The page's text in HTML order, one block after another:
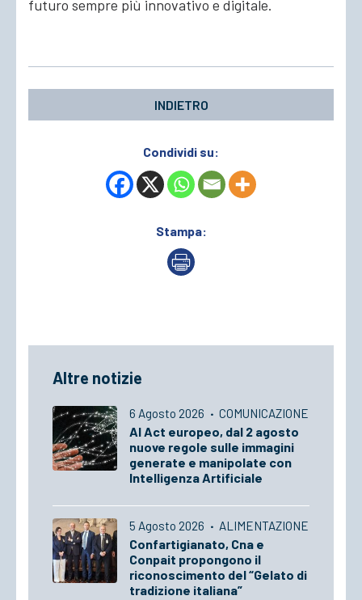
futuro sempre più innovativo e digitale.
INDIETRO
Condividi su:
Stampa:
Altre notizie
6 Agosto 2026 · COMUNICAZIONE
AI Act europeo, dal 2 agosto
nuove regole sulle immagini
generate e manipolate con
Intelligenza Artificiale
5 Agosto 2026 · ALIMENTAZIONE
Confartigianato, Cna e
Conpait propongono il
riconoscimento del “Gelato di
tradizione italiana”